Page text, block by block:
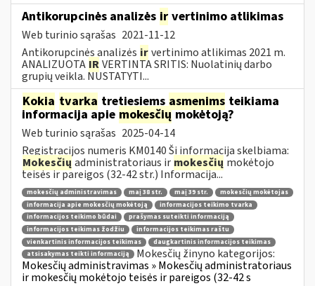
Antikorupcinės analizės ir vertinimo atlikimas
Web turinio sąrašas 2021-11-12
Antikorupcinės analizės irvertinimo atlikimas 2021 m.
ANALIZUOTA IRVERTINTA SRITIS: Nuolatinių darbo
grupių veikla. NUSTATYTI...
Kokia tvarka tretiesiems asmenims teikiama
informacija apie mokesčiųmokėtoją?
Web turinio sąrašas 2025-04-14
Registracijos numeris KM0140 Ši informacija skelbiama:
Mokesčių administratoriaus ir mokesčių mokėtojo
teisės ir pareigos (32-42 str.) Informacija...
mokesčių administravimas maį 38 str. maį 39 str.
mokesčių mokėtojas
informacija apie mokesčių mokėtoją
informacijos teikimo tvarka
informacijos teikimo būdai
prašymas suteikti informaciją
informacijos teikimas žodžiu
informacijos teikimas raštu
vienkartinis informacijos teikimas
daugkartinis informacijos teikimas
atsisakymas teikti informaciją
Mokesčių žinyno kategorijos:
Mokesčių administravimas » Mokesčių administratoriaus
ir mokesčių mokėtojo teisės ir pareigos (32-42 s